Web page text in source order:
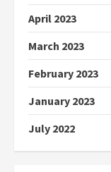
April 2023
March 2023
February 2023
January 2023
July 2022